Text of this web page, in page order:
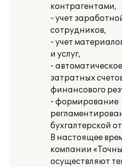
контрагентами,
- учет
сотрудников,
- учет
и услуг,
-
затратных
финансового
- формирование
бухгалтерской
В настоящее
компании
осуществляют